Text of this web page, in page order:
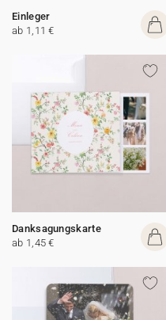
Einleger
ab 1,11 €
Danksagungskarte
ab 1,45 €